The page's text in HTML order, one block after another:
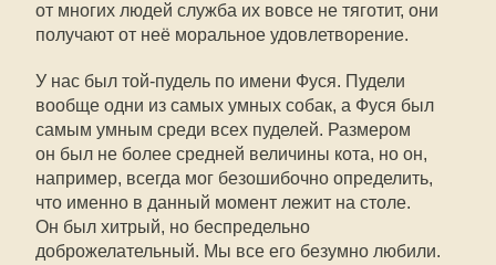
от многих людей служба их вовсе не тяготит, они
получают от неё моральное удовлетворение.
У нас был той-пудель по имени Фуся. Пудели
вообще одни из самых умных собак, а Фуся был
самым умным среди всех пуделей. Размером
он был не более средней величины кота, но он,
например, всегда мог безошибочно определить,
что именно в данный момент лежит на столе.
Он был хитрый, но беспредельно
доброжелательный. Мы все его безумно любили.